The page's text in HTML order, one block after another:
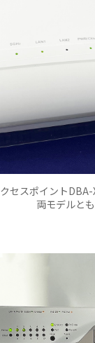
セスポイント
両モデルと